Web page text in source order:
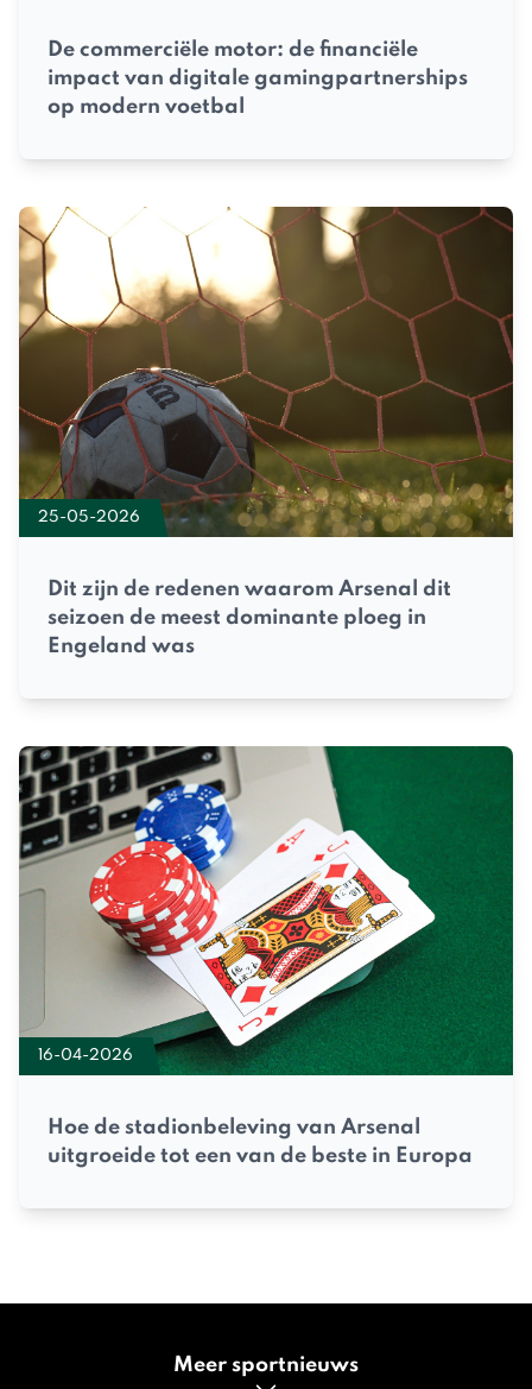
De commerciële motor: de financiële
impact van digitale gamingpartnerships
op modern voetbal
25-05-2026
Dit zijn de redenen waarom Arsenal dit
seizoen de meest dominante ploeg in
Engeland was
16-04-2026
Hoe de stadionbeleving van Arsenal
uitgroeide tot een van de beste in Europa
Meer sportnieuws